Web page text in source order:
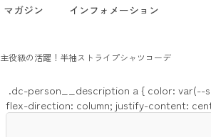
マガジン インフォメーション
主役級の活躍！半袖ストライプシャツコーデ
.dc-person__description a { color: var(--
flex-direction: column; justify-content: